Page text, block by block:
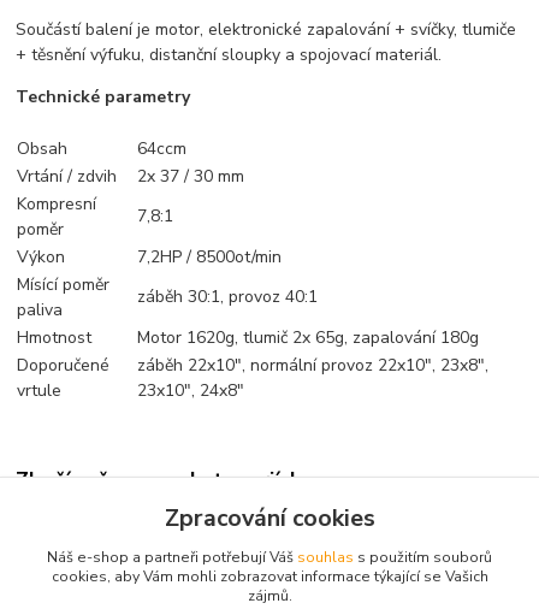
Součástí balení je motor, elektronické zapalování + svíčky, tlumiče
+ těsnění výfuku, distanční sloupky a spojovací materiál.
Technické parametry
Obsah
64ccm
Vrtání / zdvih
2x 37 / 30 mm
Kompresní
poměr
7,8:1
Výkon
7,2HP / 8500ot/min
Mísící poměr
paliva
záběh 30:1, provoz 40:1
Hmotnost
Motor 1620g, tlumič 2x 65g, zapalování 180g
Doporučené
vrtule
záběh 22x10", normální provoz 22x10", 23x8",
23x10", 24x8"
Zboží zařazeno v kategoriích
Spalovací motory
Benzínové
Zpracování cookies
Náš e-shop a partneři potřebují Váš souhlas s použitím souborů
cookies, aby Vám mohli zobrazovat informace týkající se Vašich
zájmů.